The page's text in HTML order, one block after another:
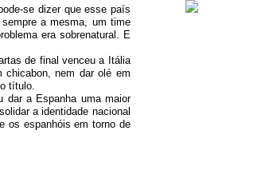
se dizer que esse país
a mesma, um time
era sobrenatural. E
de final venceu a Itália
chicabon, nem dar olé em
título.
dar a Espanha uma maior
a identidade nacional
os espanhóis em torno de